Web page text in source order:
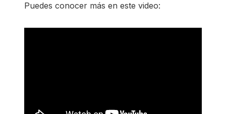
Puedes conocer más en este video: